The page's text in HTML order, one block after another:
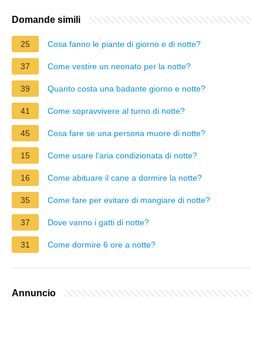
Domande simili
25 Cosa fanno le piante di giorno e di notte?
37 Come vestire un neonato per la notte?
39 Quanto costa una badante giorno e notte?
41 Come sopravvivere al turno di notte?
45 Cosa fare se una persona muore di notte?
15 Come usare l'aria condizionata di notte?
16 Come abituare il cane a dormire la notte?
35 Come fare per evitare di mangiare di notte?
37 Dove vanno i gatti di notte?
31 Come dormire 6 ore a notte?
Annuncio